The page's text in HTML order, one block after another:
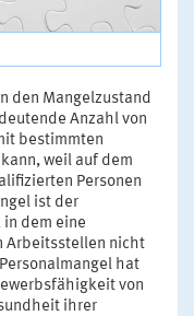
den Mangelzustand
Anzahl von
bestimmten
weil auf dem
Personen
ist der
dem eine
Arbeitsstellen nicht
hat
von
ihrer